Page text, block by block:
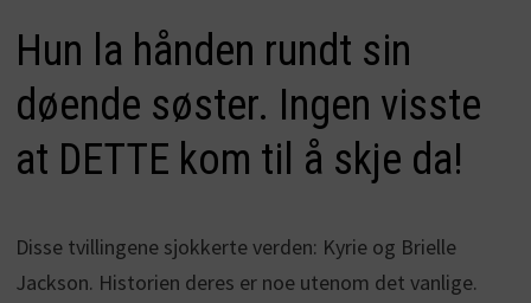
Hun la hånden rundt sin
døende søster. Ingen visste
at DETTE kom til å skje da!
Disse tvillingene sjokkerte verden: Kyrie og Brielle
Jackson. Historien deres er noe utenom det vanlige.